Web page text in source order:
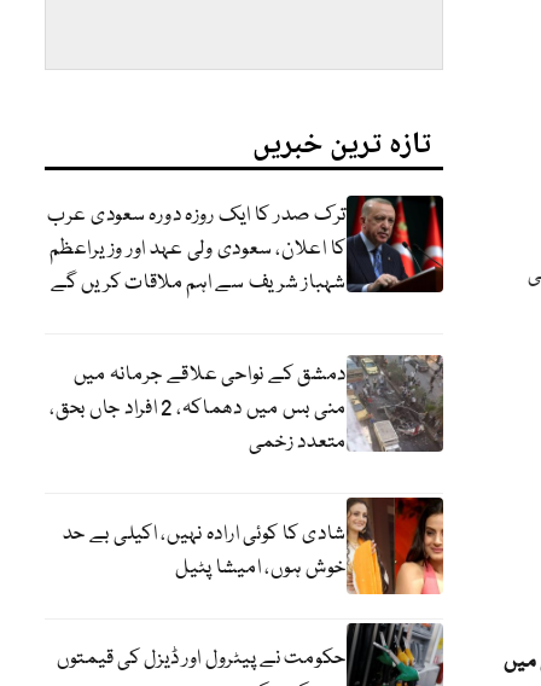
میں
تازہ ترین خبریں
ترک صدر کا ایک روزہ دورہ سعودی عرب
کا اعلان، سعودی ولی عہد اور وزیراعظم
شہباز شریف سے اہم ملاقات کریں گے
دمشق کے نواحی علاقے جرمانہ میں
منی بس میں دھماکہ، 2 افراد جاں بحق،
متعدد زخمی
شادی کا کوئی ارادہ نہیں، اکیلی بے حد
خوش ہوں، امیشا پٹیل
حکومت نے پیٹرول اور ڈیزل کی قیمتوں